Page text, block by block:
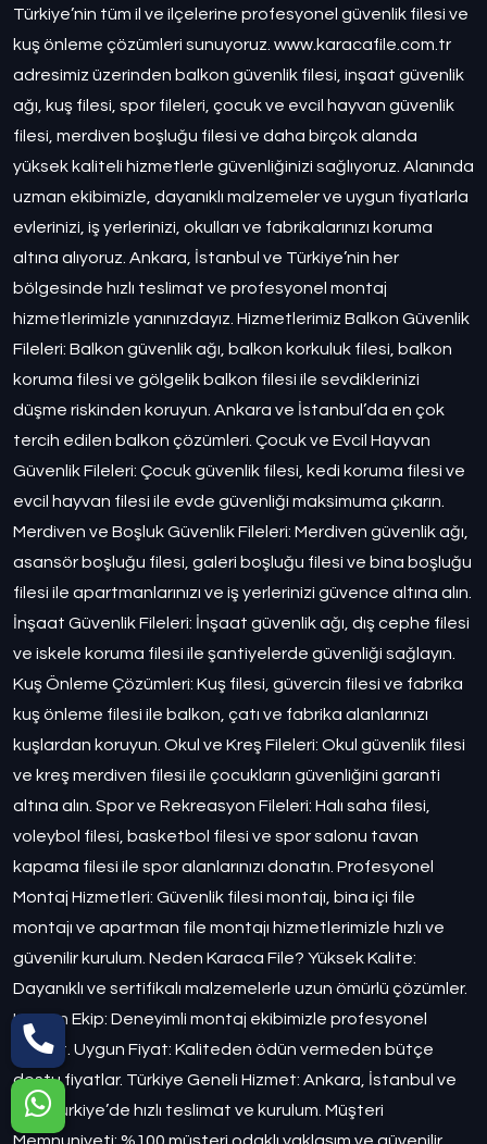
Türkiye’nin tüm il ve ilçelerine profesyonel güvenlik filesi ve
kuş önleme çözümleri sunuyoruz. www.karacafile.com.tr
adresimiz üzerinden balkon güvenlik filesi, inşaat güvenlik
ağı, kuş filesi, spor fileleri, çocuk ve evcil hayvan güvenlik
filesi, merdiven boşluğu filesi ve daha birçok alanda
yüksek kaliteli hizmetlerle güvenliğinizi sağlıyoruz. Alanında
uzman ekibimizle, dayanıklı malzemeler ve uygun fiyatlarla
evlerinizi, iş yerlerinizi, okulları ve fabrikalarınızı koruma
altına alıyoruz. Ankara, İstanbul ve Türkiye’nin her
bölgesinde hızlı teslimat ve profesyonel montaj
hizmetlerimizle yanınızdayız. Hizmetlerimiz Balkon Güvenlik
Fileleri: Balkon güvenlik ağı, balkon korkuluk filesi, balkon
koruma filesi ve gölgelik balkon filesi ile sevdiklerinizi
düşme riskinden koruyun. Ankara ve İstanbul’da en çok
tercih edilen balkon çözümleri. Çocuk ve Evcil Hayvan
Güvenlik Fileleri: Çocuk güvenlik filesi, kedi koruma filesi ve
evcil hayvan filesi ile evde güvenliği maksimuma çıkarın.
Merdiven ve Boşluk Güvenlik Fileleri: Merdiven güvenlik ağı,
asansör boşluğu filesi, galeri boşluğu filesi ve bina boşluğu
filesi ile apartmanlarınızı ve iş yerlerinizi güvence altına alın.
İnşaat Güvenlik Fileleri: İnşaat güvenlik ağı, dış cephe filesi
ve iskele koruma filesi ile şantiyelerde güvenliği sağlayın.
Kuş Önleme Çözümleri: Kuş filesi, güvercin filesi ve fabrika
kuş önleme filesi ile balkon, çatı ve fabrika alanlarınızı
kuşlardan koruyun. Okul ve Kreş Fileleri: Okul güvenlik filesi
ve kreş merdiven filesi ile çocukların güvenliğini garanti
altına alın. Spor ve Rekreasyon Fileleri: Halı saha filesi,
voleybol filesi, basketbol filesi ve spor salonu tavan
kapama filesi ile spor alanlarınızı donatın. Profesyonel
Montaj Hizmetleri: Güvenlik filesi montajı, bina içi file
montajı ve apartman file montajı hizmetlerimizle hızlı ve
güvenilir kurulum. Neden Karaca File? Yüksek Kalite:
Dayanıklı ve sertifikalı malzemelerle uzun ömürlü çözümler.
Uzman Ekip: Deneyimli montaj ekibimizle profesyonel
hizmet. Uygun Fiyat: Kaliteden ödün vermeden bütçe
dostu fiyatlar. Türkiye Geneli Hizmet: Ankara, İstanbul ve
tüm Türkiye’de hızlı teslimat ve kurulum. Müşteri